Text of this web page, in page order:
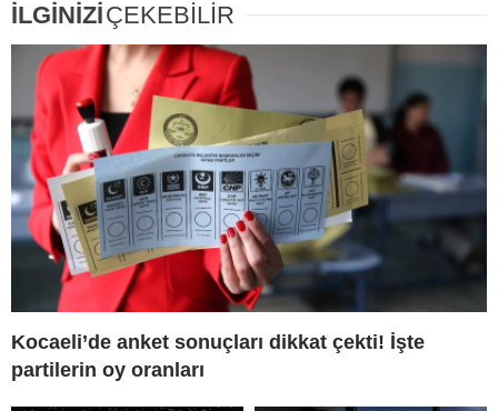
İLGİNİZİÇEKEBİLİR
Kocaeli’de anket sonuçları dikkat çekti! İşte
partilerin oy oranları